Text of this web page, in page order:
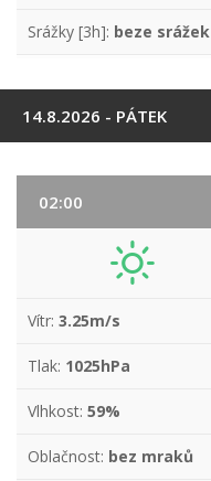
Srážky [3h]: beze srážek
14.8.2026 - PÁTEK
02:00
Vítr: 3.25m/s
Tlak: 1025hPa
Vlhkost: 59%
Oblačnost: bez mraků